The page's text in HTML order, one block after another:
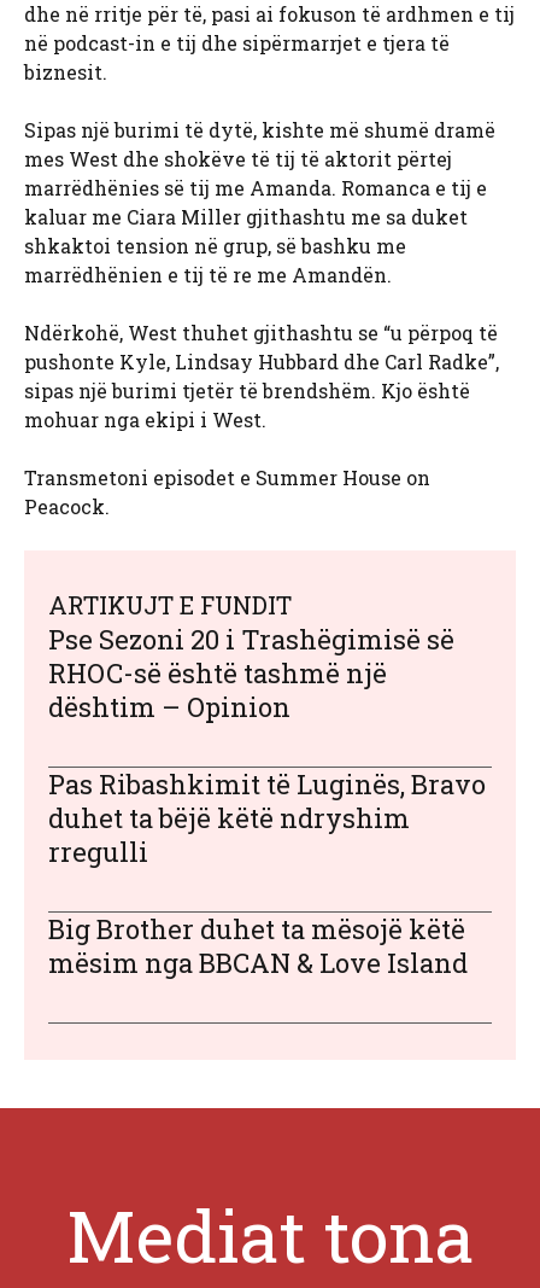
dhe në rritje për të, pasi ai fokuson të ardhmen e tij
në podcast-in e tij dhe sipërmarrjet e tjera të
biznesit.
Sipas një burimi të dytë, kishte më shumë dramë
mes West dhe shokëve të tij të aktorit përtej
marrëdhënies së tij me Amanda. Romanca e tij e
kaluar me Ciara Miller gjithashtu me sa duket
shkaktoi tension në grup, së bashku me
marrëdhënien e tij të re me Amandën.
Ndërkohë, West thuhet gjithashtu se “u përpoq të
pushonte Kyle, Lindsay Hubbard dhe Carl Radke”,
sipas një burimi tjetër të brendshëm. Kjo është
mohuar nga ekipi i West.
Transmetoni episodet e Summer House on
Peacock.
ARTIKUJT E FUNDIT
Pse Sezoni 20 i Trashëgimisë së
RHOC-së është tashmë një
dështim – Opinion
Pas Ribashkimit të Luginës, Bravo
duhet ta bëjë këtë ndryshim
rregulli
Big Brother duhet ta mësojë këtë
mësim nga BBCAN & Love Island
Mediat tona